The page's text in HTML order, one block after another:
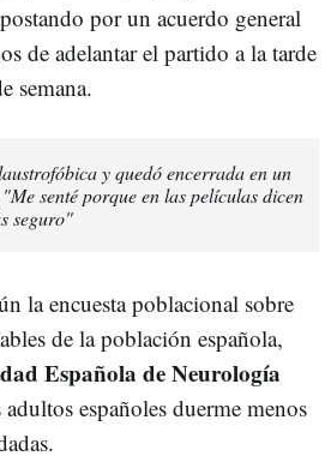
por un acuerdo general
de adelantar el partido a la tarde
semana.
y quedó encerrada en un
senté porque en las películas dicen
seguro"
la encuesta poblacional sobre
de la población española,
Española de Neurología
españoles duerme menos